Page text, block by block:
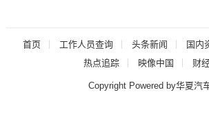
首页 工作人员查询 头条新闻 国内
热点追踪
映像中国 财
Copyright Powered by华夏汽